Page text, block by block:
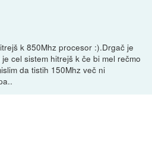
k 850Mhz procesor :).Drgač je
cel sistem hitrejš k če bi mel rečmo
da tistih 150Mhz več ni